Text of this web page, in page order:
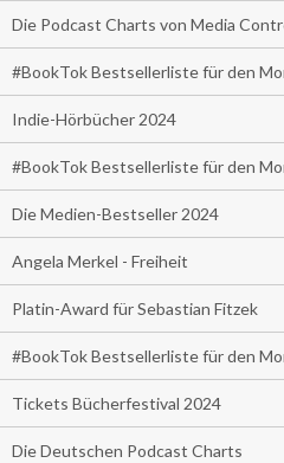
Die Podcast Charts von Media
#BookTok Bestsellerliste für den
Indie-Hörbücher 2024
#BookTok Bestsellerliste für den
Die Medien-Bestseller 2024
Angela Merkel - Freiheit
Platin-Award für Sebastian Fitzek
#BookTok Bestsellerliste für den
Tickets Bücherfestival 2024
Die Deutschen Podcast Charts